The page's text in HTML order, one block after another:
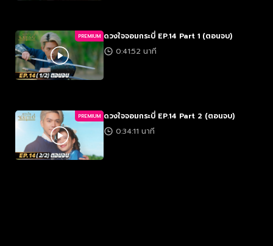
PREMIUM ดวงใจจอมกระบี่ EP.14 Part 1 (ตอนจบ)
0:41:52 นาที
PREMIUM ดวงใจจอมกระบี่ EP.14 Part 2 (ตอนจบ)
0:34:11 นาที